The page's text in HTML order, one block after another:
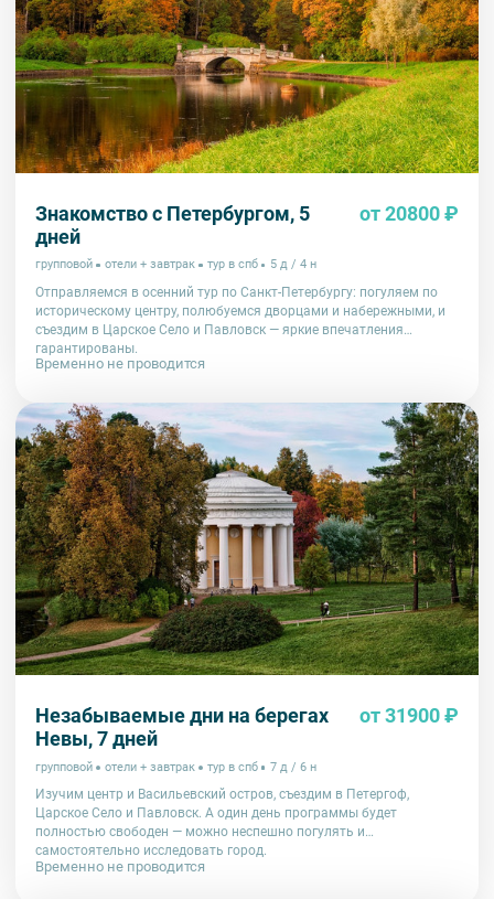
Знакомство с Петербургом, 5
дней
от 20800 ₽
групповой отели + завтрак тур в спб 5 д / 4 н
Отправляемся в осенний тур по Санкт-Петербургу: погуляем по
историческому центру, полюбуемся дворцами и набережными, и
съездим в Царское Село и Павловск — яркие впечатления
гарантированы.
Временно не проводится
Незабываемые дни на берегах
Невы, 7 дней
от 31900 ₽
групповой отели + завтрак тур в спб 7 д / 6 н
Изучим центр и Васильевский остров, съездим в Петергоф,
Царское Село и Павловск. А один день программы будет
полностью свободен — можно неспешно погулять и
самостоятельно исследовать город.
Временно не проводится